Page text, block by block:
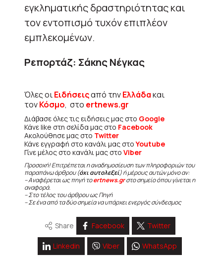
εγκληματικής δραστηριότητας και
τον εντοπισμό τυχόν επιπλέον
εμπλεκομένων.
Ρεπορτάζ: Σάκης Νέγκας
Όλες οιΕιδήσειςαπό τηνΕλλάδακαι
τονΚόσμο, στο ertnews.gr
Διάβασε όλες τις ειδήσεις μας στο Google
Κάνε like στη σελίδα μας στο Facebook
Ακολούθησε μας στο Twitter
Κάνε εγγραφή στο κανάλι μας στοYoutube
Γίνε μέλος στο κανάλι μας στο Viber
Προσοχή! Επιτρέπεται η αναδημοσίευση των πληροφοριών του
παραπάνω άρθρου (όχι αυτολεξεί) ή μέρους αυτών μόνο αν:
– Αναφέρεται ως πηγή τοertnews.grστο σημείο όπου γίνεται η
αναφορά.
– Στο τέλος του άρθρου ως Πηγή
– Σε ένα από τα δύο σημεία να υπάρχει ενεργός σύνδεσμος
Share Facebook Twitter
Linkedin Viber WhatsApp